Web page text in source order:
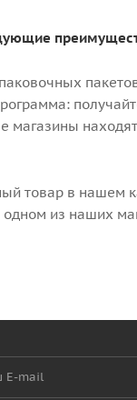
товар в нашем
из наших